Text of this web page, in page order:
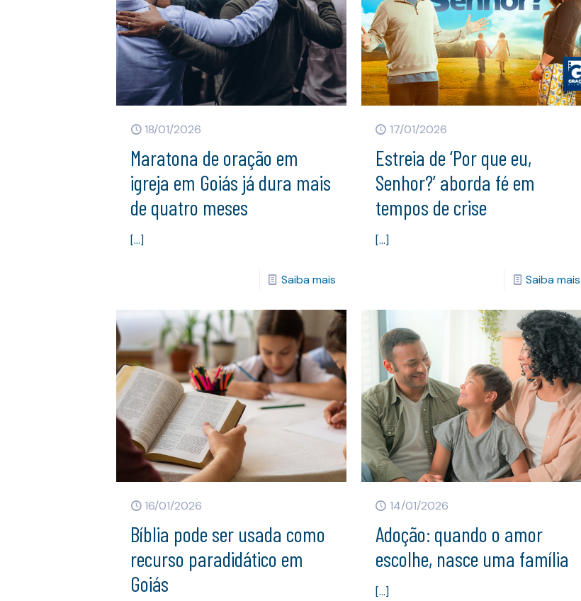
18/01/2026
Maratona de oração em
igreja em Goiás já dura mais
de quatro meses
[…]
Saiba mais
17/01/2026
Estreia de ‘Por que eu,
Senhor?’ aborda fé em
tempos de crise
[…]
Saiba mais
16/01/2026
Bíblia pode ser usada como
recurso paradidático em
Goiás
14/01/2026
Adoção: quando o amor
escolhe, nasce uma família
[…]